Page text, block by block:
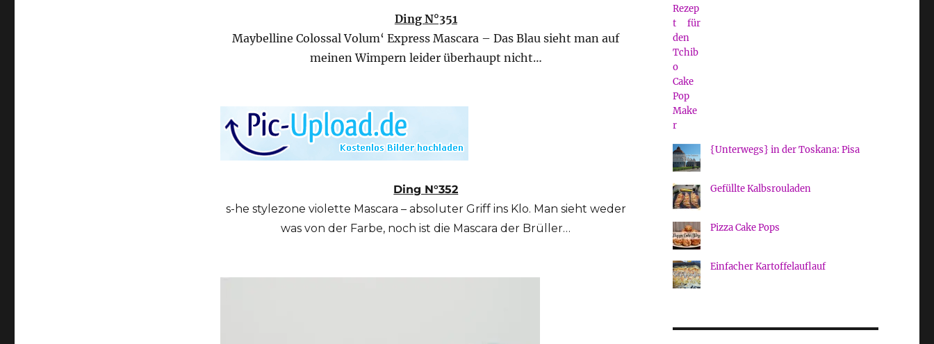
Ding N°351
Maybelline Colossal Volum‘ Express Mascara – Das Blau sieht man auf
meinen Wimpern leider überhaupt nicht…
Ding N°352
s-he stylezone violette Mascara – absoluter Griff ins Klo. Man sieht weder
was von der Farbe, noch ist die Mascara der Brüller…
{Unterwegs} in der Toskana: Pisa
Gefüllte Kalbsrouladen
Pizza Cake Pops
Einfacher Kartoffelauflauf